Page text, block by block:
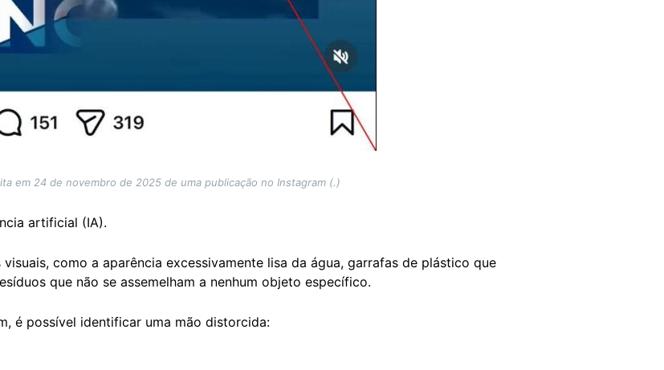
em 24 de novembro de 2025 de uma publicação no Instagram (.)
artificial (IA).
como a aparência excessivamente lisa da água, garrafas de plástico que
que não se assemelham a nenhum objeto específico.
é possível identificar uma mão distorcida: